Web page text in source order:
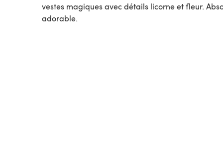
vestes magiques avec détails licorne et fleur.
adorable.